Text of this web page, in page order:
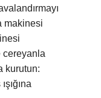
makinesi
cereyanla
kurutun: